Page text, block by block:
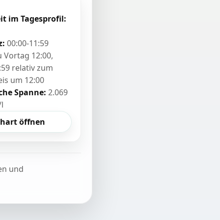
im Tagesprofil:
00:00-11:59
Vortag 12:00,
relativ zum
um 12:00
Spanne: 2.069
öffnen
und